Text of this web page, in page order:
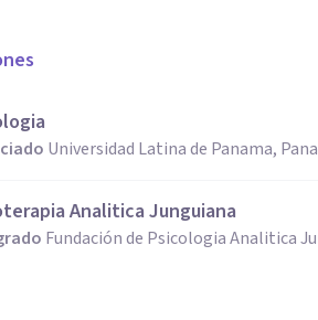
Universidad Latina de Panama,
Analitica Junguiana
Fundación de Psicologia Analitica